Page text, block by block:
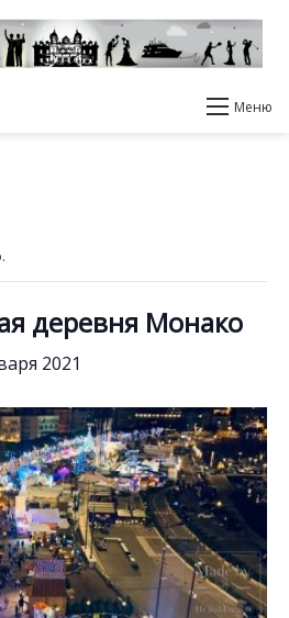
Меню
деревня Монако
2021